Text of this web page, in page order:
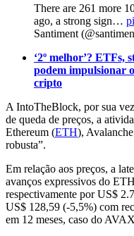
There are 261 more
ago, a strong sign…
Santiment
‘2º melhor’? ETFs,
podem impulsionar
cripto
A IntoTheBlock, por sua
de queda de preços, a
Ethereum (ETH),
robusta”.
Em relação aos preços, a
avanços expressivos do
respectivamente por US$
US$ 128,59 (-5,5%) com
em 12 meses, caso do